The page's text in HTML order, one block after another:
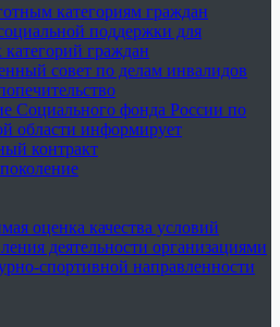
категориям граждан
поддержки для
категорий граждан
совет по делам инвалидов
Социального фонда России по
области информирует
контракт
оценка качества условий
деятельности организациями
спортивной направленности